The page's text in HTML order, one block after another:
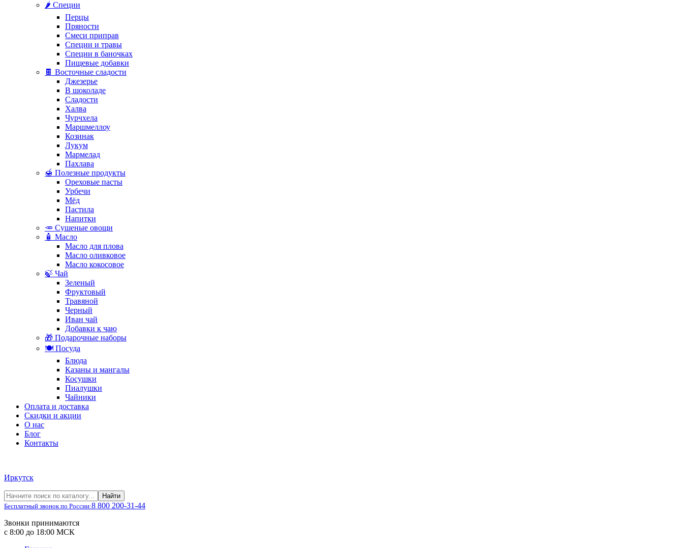
🌶️ Специи
Перцы
Пряности
Смеси приправ
Специи и травы
Специи в баночках
Пищевые добавки
🍫 Восточные сладости
Джезерье
В шоколаде
Сладости
Халва
Чурчхела
Маршмеллоу
Козинак
Лукум
Мармелад
Пахлава
🍯 Полезные продукты
Ореховые пасты
Урбечи
Мёд
Пастила
Напитки
🥕 Сушеные овощи
🧴 Масло
Масло для плова
Масло оливковое
Масло кокосовое
🍃 Чай
Зеленый
Фруктовый
Травяной
Черный
Иван чай
Добавки к чаю
🎁 Подарочные наборы
🍽️ Посуда
Блюда
Казаны и мангалы
Косушки
Пиалушки
Чайники
Оплата и доставка
Скидки и акции
О нас
Блог
Контакты
Иркутск
Найти
Бесплатный звонок по России:8 800 200-31-44
Звонки принимаются
с 8:00 до 18:00 МСК